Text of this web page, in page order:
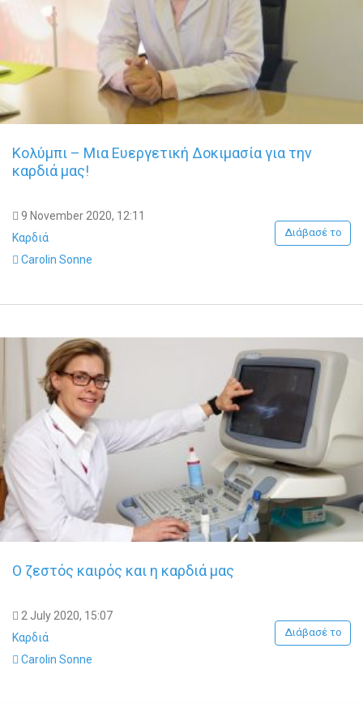
Κολύμπι – Μια Ευεργετική Δοκιμασία για την
καρδιά μας!
9 November 2020, 12:11
Καρδιά
Carolin Sonne
Διάβασέ το
Ο ζεστός καιρός και η καρδιά μας
2 July 2020, 15:07
Καρδιά
Carolin Sonne
Διάβασέ το